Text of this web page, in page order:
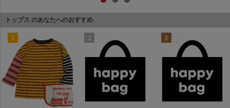
トップス のあなたへのおすすめ
1 2 3